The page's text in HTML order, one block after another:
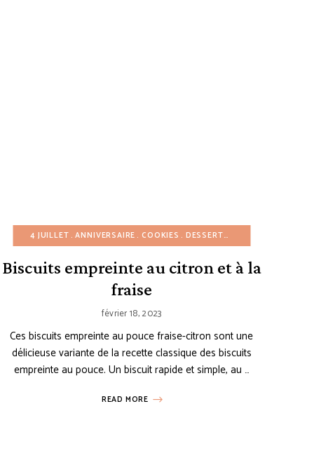
RECETTES DE CHEESECAKE RECETTES EUROPÉENNES
ET PUDDINGS DESSERTS AU CHOCOLAT DESSERTS FACILES
4 JUILLET ANNIVERSAIRE COOKIES DESSERTS FACILES
Biscuits empreinte au citron et à la
fraise
février 18, 2023
Ces biscuits empreinte au pouce fraise-citron sont une
délicieuse variante de la recette classique des biscuits
empreinte au pouce. Un biscuit rapide et simple, au …
READ MORE